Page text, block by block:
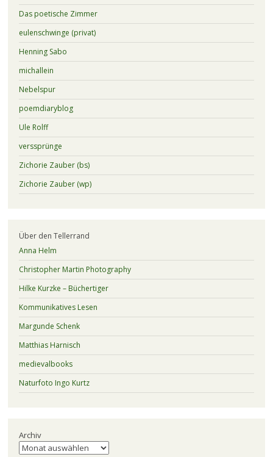
Das poetische Zimmer
eulenschwinge (privat)
Henning Sabo
michallein
Nebelspur
poemdiaryblog
Ule Rolff
verssprünge
Zichorie Zauber (bs)
Zichorie Zauber (wp)
Über den Tellerrand
Anna Helm
Christopher Martin Photography
Hilke Kurzke – Büchertiger
Kommunikatives Lesen
Margunde Schenk
Matthias Harnisch
medievalbooks
Naturfoto Ingo Kurtz
Archiv